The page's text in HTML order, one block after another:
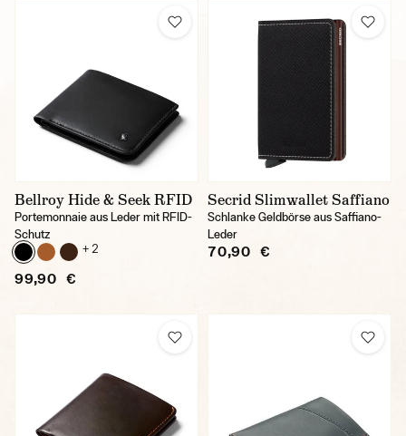
Bellroy Hide & Seek RFID
Portemonnaie aus Leder mit RFID-
Schutz
+ 2
99,90 €
Secrid Slimwallet Saffiano
Schlanke Geldbörse aus Saffiano-
Leder
70,90 €